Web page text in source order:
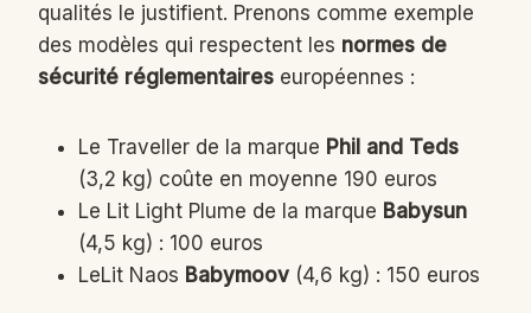
qualités le justifient. Prenons comme exemple
des modèles qui respectent les normes de
sécurité réglementaires européennes :
Le Traveller de la marque Phil and Teds
(3,2 kg) coûte en moyenne 190 euros
Le Lit Light Plume de la marque Babysun
(4,5 kg) : 100 euros
LeLit Naos Babymoov (4,6 kg) : 150 euros